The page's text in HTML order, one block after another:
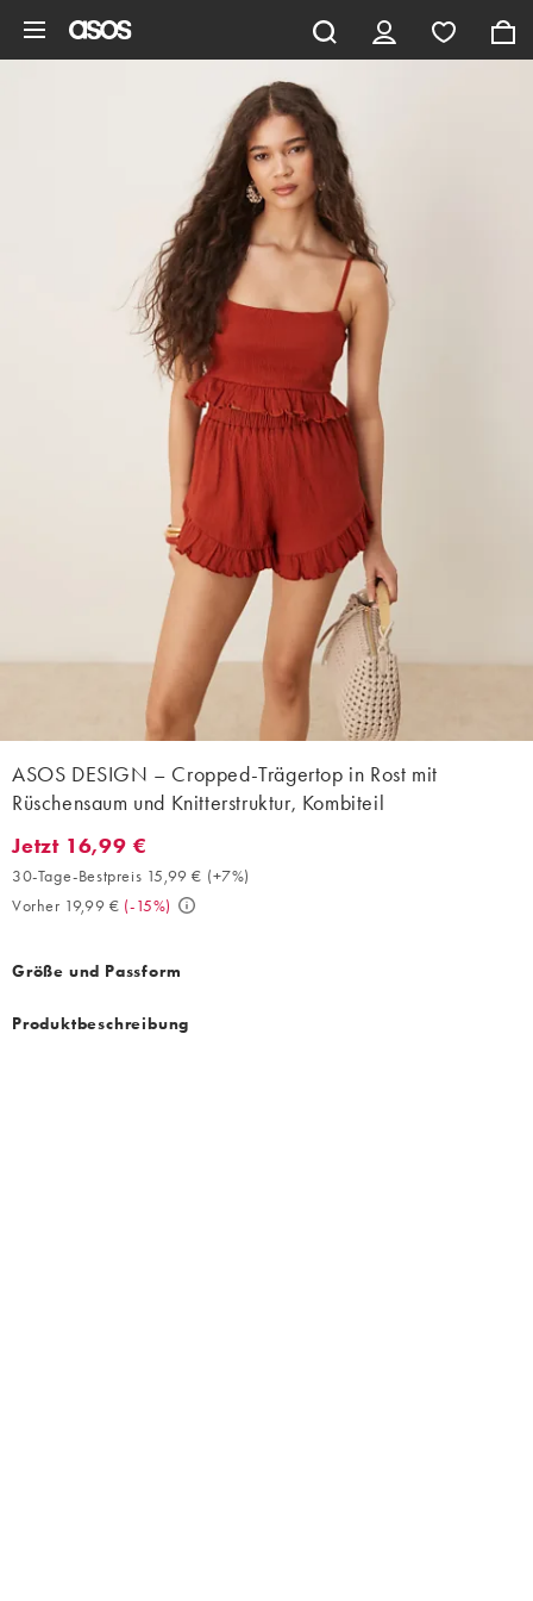
ASOS DESIGN – Cropped-Trägertop in Rost mit
Rüschensaum und Knitterstruktur, Kombiteil
Jetzt 16,99 €. 30-Tage-Bestpreis 15,99 € (+7%). Vorher 19,99 €.
Jetzt 16,99 €
30-Tage-Bestpreis 15,99 € (+7%)
Vorher 19,99 € (-15%)
Größe und Passform
Produktbeschreibung